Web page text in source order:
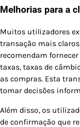
Melhorias para a
Muitos utilizadores
transação mais
recomendam
taxas, taxas de
as compras. Esta
tomar decisões
Além disso, os
de confirmação que